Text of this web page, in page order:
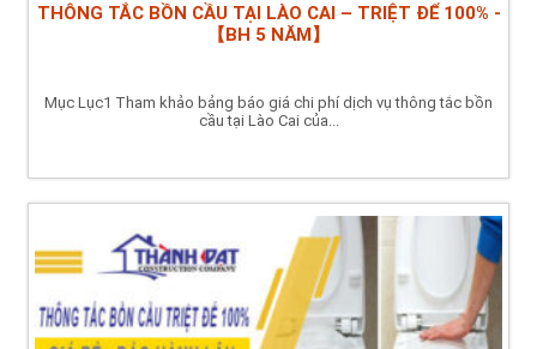
THÔNG TẮC BỒN CẦU TẠI LÀO CAI – TRIỆT ĐỂ 100% -
【BH 5 NĂM】
Mục Lục1 Tham khảo bảng báo giá chi phí dịch vụ thông tắc bồn
cầu tại Lào Cai của...